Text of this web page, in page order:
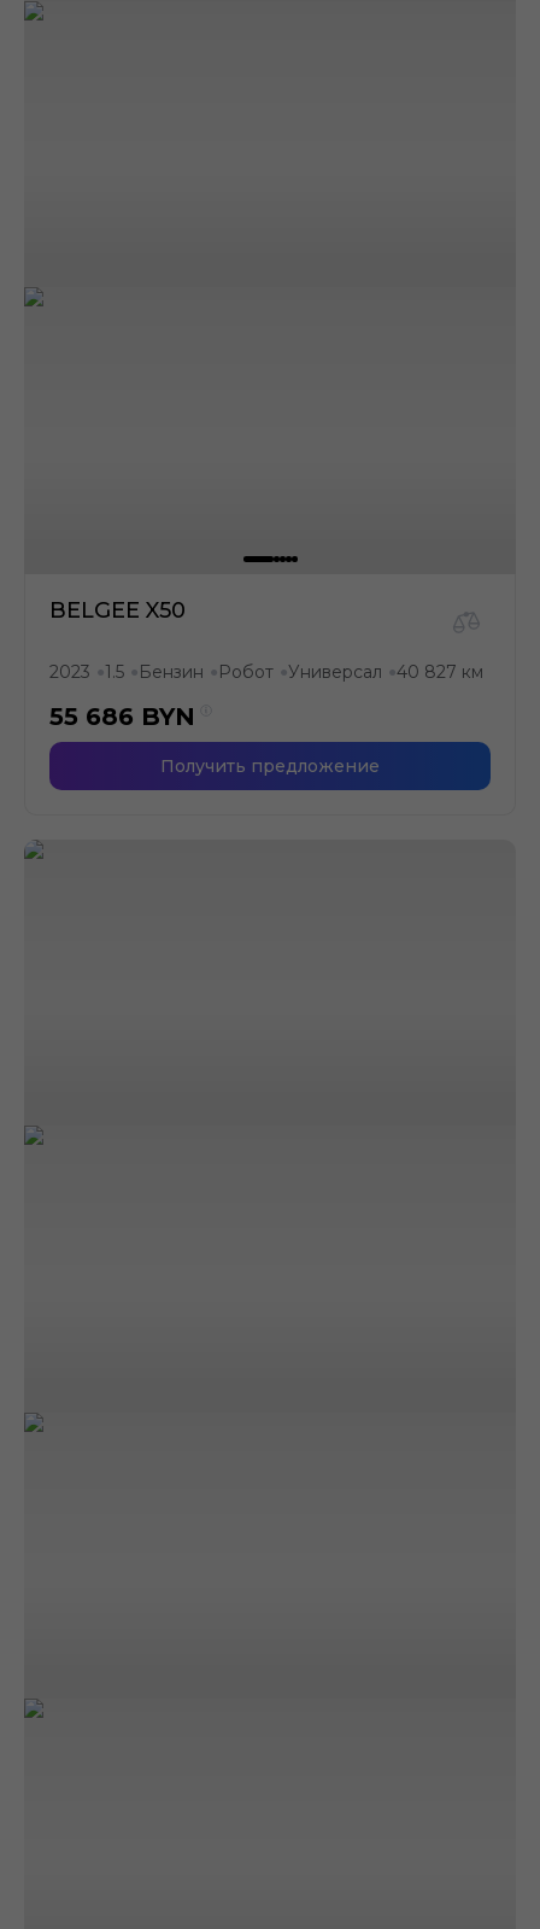
BELGEE X50
2023 ●1.5 ● Бензин ● Робот ●Универсал ●40 827 км
55 686 BYN
Получить предложение